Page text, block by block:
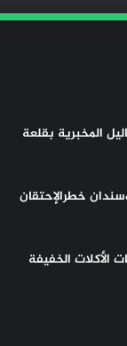
المخبرية بقلعة
خطرالإحتقان
الأكلات الخفيفة